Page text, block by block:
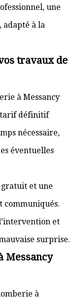
une
à la
travaux de
à Messancy
tarif définitif
nécessaire,
éventuelles
et une
et
surprise.
Messancy
à